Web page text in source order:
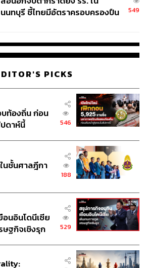
ต่อย่างน้อยการทำเพลงก็ต้องมีการ
ฟังบ้าง
ครเข้าใจหรอก อาจจะมีบอกว่าเจ๋งดีๆ
เริ่มทำเพลงแรปตั้งแต่เด็กๆ เป็นเรื่อง
อนๆ ยังไม่มีใครสนใจเรื่องพวกนี้ เขาก็
เขาไม่เข้าใจก็ไม่เป็นไร
งก็ไม่มีใครได้ฟังเลยนะ เป็นช่วง ม.1 ที่
เราะ) ผมเขียนเนื้อลงไปในกระดาษ
ยูทูบ แล้วก็นั่งฟังคนเดียว อ่านคนเดียว
งอย่างไร จำเนื้อเพลงไม่ได้แล้วด้วย
ากที่จะเขียนเพลงนี้ มีเรื่องอยากบอก
วามรู้สึกลงไปในนั้น เหมือนได้ระบาย
ะนั้นจะฟินมากตั้งแต่เขียนเพลงเสร็จ
งด้วยซ้ำ หลังจากนั้นผมก็ชอบความรู้สึก
ความรู้สึกเป็นเพลง แล้วก็เริ่มทำมา
เจออะไรมา รู้สึกแบบไหน ยังไม่ต้อง
นนทบุรี ชี้ไทยมีอัตราครอบครองปืน
549
PICKS
ท้องถิ่น ก่อน
ดาห์นี้
546
นชั้นศาลฎีกา
188
นอินโดนีเซีย
ษฐกิจเชิงรุก
529